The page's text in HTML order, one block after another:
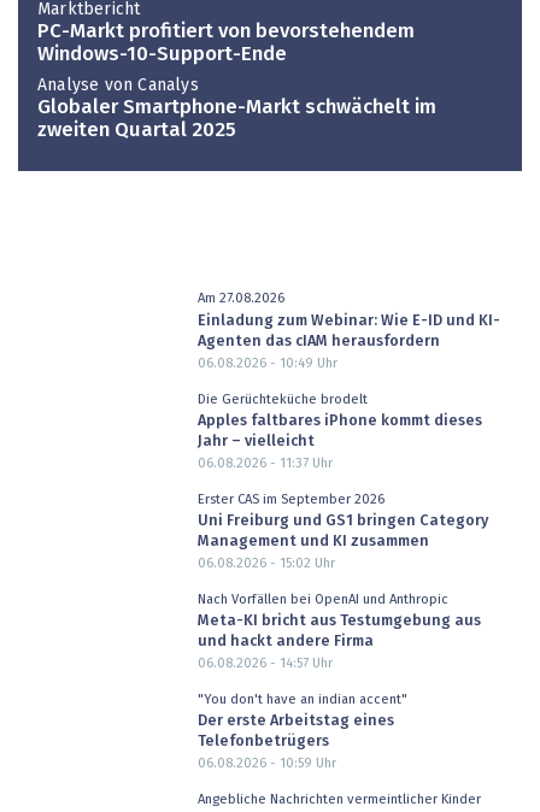
Marktbericht
PC-Markt profitiert von bevorstehendem
Windows-10-Support-Ende
Analyse von Canalys
Globaler Smartphone-Markt schwächelt im
zweiten Quartal 2025
Am 27.08.2026
Einladung zum Webinar: Wie E-ID und KI-
Agenten das cIAM herausfordern
06.08.2026 - 10:49 Uhr
Die Gerüchteküche brodelt
Apples faltbares iPhone kommt dieses
Jahr – vielleicht
06.08.2026 - 11:37Uhr
Erster CAS im September 2026
Uni Freiburg und GS1 bringen Category
Management und KI zusammen
06.08.2026 - 15:02 Uhr
Nach Vorfällen bei OpenAI und Anthropic
Meta-KI bricht aus Testumgebung aus
und hackt andere Firma
06.08.2026 - 14:57Uhr
"You don't have an indian accent"
Der erste Arbeitstag eines
Telefonbetrügers
06.08.2026 - 10:59 Uhr
Angebliche Nachrichten vermeintlicher Kinder